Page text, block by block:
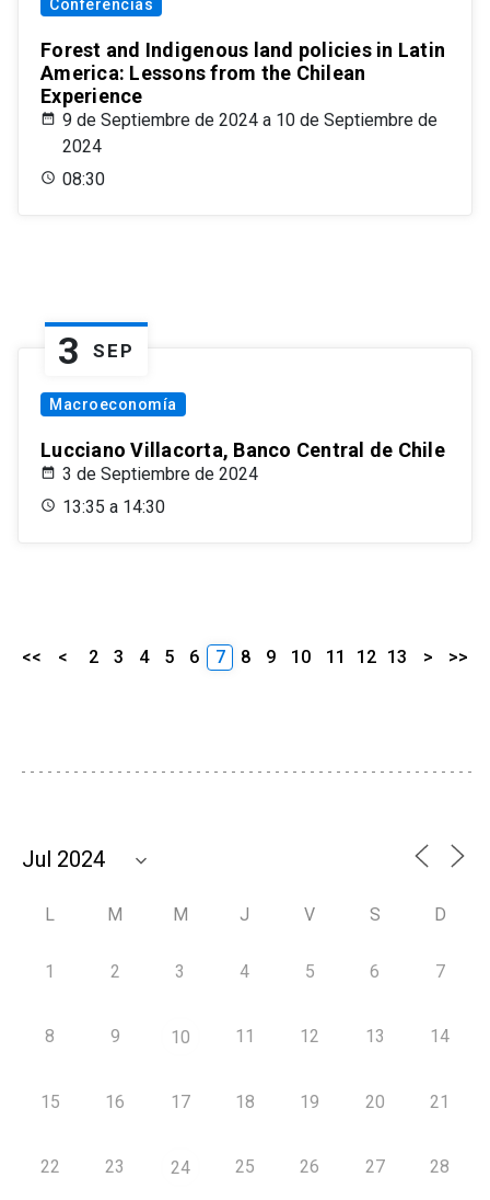
Conferencias
Forest and Indigenous land policies in Latin
America: Lessons from the Chilean
Experience
9 de Septiembre de 2024 a 10 de Septiembre de
2024
08:30
3 SEP
Macroeconomía
Lucciano Villacorta, Banco Central de Chile
3 de Septiembre de 2024
13:35 a 14:30
<< < 2 3 4 5 6 7 8 9 10 11 12 13 > >>
L M M J V S D
1 2 3 4 5 6 7
8 9 10 11 12 13 14
15 16 17 18 19 20 21
22 23 24 25 26 27 28